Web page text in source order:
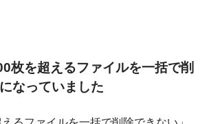
枚を超えるファイルを一括で削
なっていました